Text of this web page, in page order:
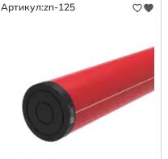
Артикул:zn-125